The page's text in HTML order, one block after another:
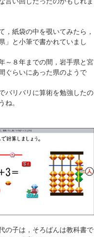
，紙袋の中を覗いてみたら，
」と小筆で書かれていまし
～８年までの間，岩手県と宮
ぐらいにあった県のようで
バリバリに算術を勉強したの
ね。
の子は，そろばんは教科書で